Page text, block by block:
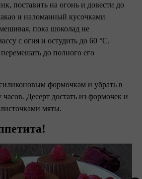
поставить на огонь и довести до
и наломанный кусочками
пока шоколад не
с огня и остудить до 60 °С.
до полного его
формочкам и убрать в
Десерт достать из формочек и
мяты.